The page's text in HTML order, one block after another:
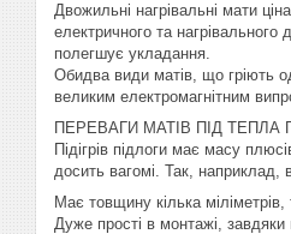
Двожильні нагрівальні мати
електричного та
полегшує укладання.
Обидва види матів, що гріють
великим електромагнітним
ПЕРЕВАГИ МАТІВ ПІД ТЕПЛА
Підігрів підлоги має масу
досить вагомі. Так, наприклад,
Має товщину кілька
Дуже прості в монтажі,